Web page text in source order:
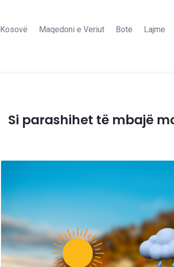
Kosovë Maqedoni e Veriut Botë Lajme
Si parashihet të mbajë